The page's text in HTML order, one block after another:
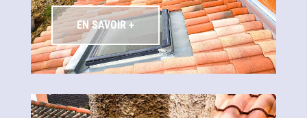
EN SAVOIR +